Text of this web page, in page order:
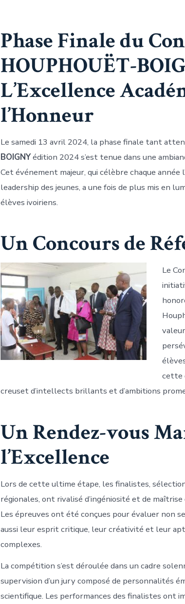
Phase Finale du
HOUPHOUËT-
L’Excellence
l’Honneur
Le samedi 13 avril 2024, la phase finale tant
BOIGNYédition 2024 s’est tenue dans une
Cet événement majeur, qui célèbre chaque année
leadership des jeunes, a une fois de plus mis en
élèves ivoiriens.
Un Concours de
Le
cette
creuset d’intellects brillants et d’ambitions
Un Rendez-vous
l’Excellence
Lors de cette ultime étape, les finalistes,
régionales, ont rivalisé d’ingéniosité et de maîtrise
Les épreuves ont été conçues pour évaluer non
aussi leur esprit critique, leur créativité et leur
complexes.
La compétition s’est déroulée dans un cadre
supervision d’un jury composé de personnalités
scientifique. Les performances des finalistes ont